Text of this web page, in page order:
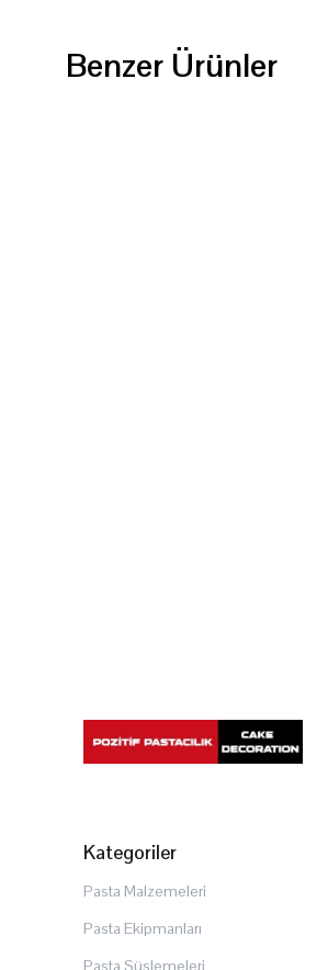
Benzer Ürünler
Kategoriler
Pasta Malzemeleri
Pasta Ekipmanları
Pasta Süslemeleri